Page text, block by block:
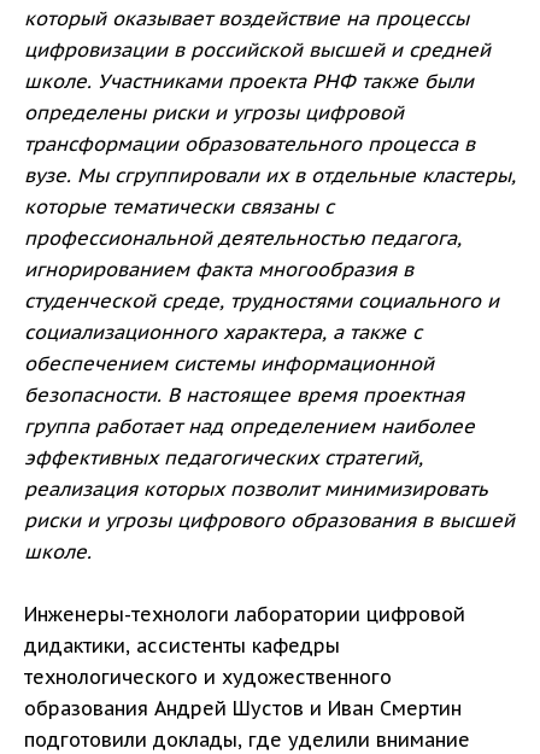
который оказывает воздействие на процессы
цифровизации в российской высшей и средней
школе. Участниками проекта РНФ также были
определены риски и угрозы цифровой
трансформации образовательного процесса в
вузе. Мы сгруппировали их в отдельные кластеры,
которые тематически связаны с
профессиональной деятельностью педагога,
игнорированием факта многообразия в
студенческой среде, трудностями социального и
социализационного характера, а также с
обеспечением системы информационной
безопасности. В настоящее время проектная
группа работает над определением наиболее
эффективных педагогических стратегий,
реализация которых позволит минимизировать
риски и угрозы цифрового образования в высшей
школе.
Инженеры-технологи лаборатории цифровой
дидактики, ассистенты кафедры
технологического и художественного
образования Андрей Шустов и Иван Смертин
подготовили доклады, где уделили внимание